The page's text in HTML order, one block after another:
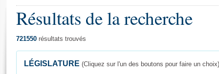
Général
Résultats de la recherche
721550 résultats trouvés
LÉGISLATURE (Cliquez sur l'un des boutons pour faire un choix)